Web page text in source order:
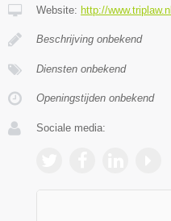
Website: http://www.triplaw.nl
Beschrijving onbekend
Diensten onbekend
Openingstijden onbekend
Sociale media: